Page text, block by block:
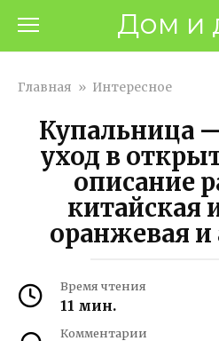
контенту
Дом и
Главная » Интересное
Купальница
уход в
описание
китайская
оранжевая и
Время чтения
11 мин.
Комментарии